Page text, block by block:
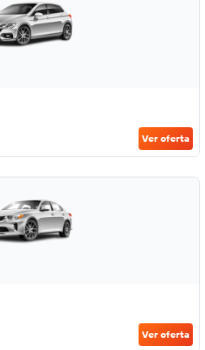
Ver oferta
Ver oferta